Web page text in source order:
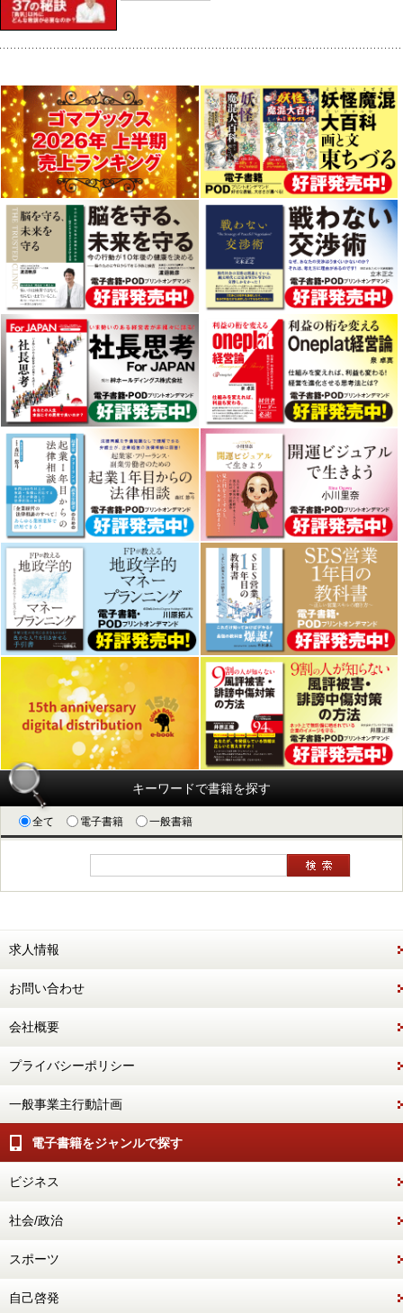
キーワードで書籍を探す
全て 電子書籍 一般書籍
求人情報
お問い合わせ
会社概要
プライバシーポリシー
一般事業主行動計画
電子書籍をジャンルで探す
ビジネス
社会/政治
スポーツ
自己啓発